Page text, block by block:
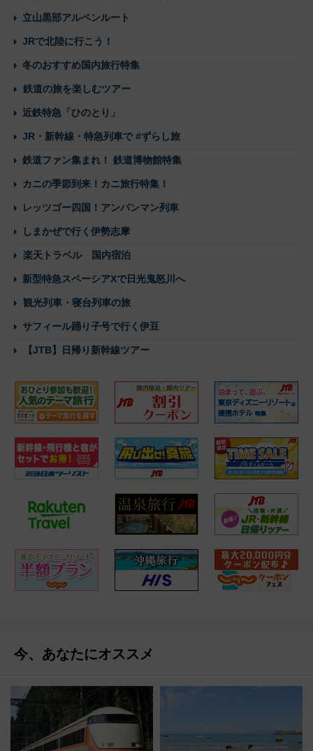
立山黒部アルペンルート
JRで北陸に行こう！
冬のおすすめ国内旅行特集
鉄道の旅を楽しむツアー
近鉄特急「ひのとり」
JR・新幹線・特急列車で #ずらし旅
鉄道ファン集まれ！ 鉄道博物館特集
カニの季節到来！カニ旅行特集！
レッツゴー四国！アンパンマン列車
しまかぜで行く伊勢志摩
楽天トラベル 国内宿泊
新型特急スペーシアXで日光鬼怒川へ
観光列車・寝台列車の旅
サフィール踊り子号で行く伊豆
【JTB】日帰り新幹線ツアー
今、あなたにオススメ